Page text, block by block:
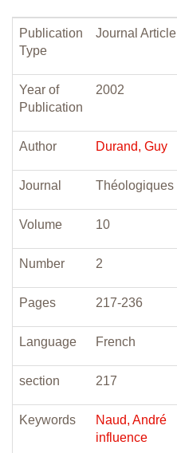
Publication
Type
Journal Article
Year of
Publication
2002
Author Durand, Guy
Journal Théologiques
Volume 10
Number 2
Pages 217-236
Language French
section 217
Keywords
Naud, André
influence